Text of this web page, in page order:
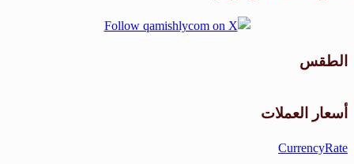
الطقس
أسعار العملات
CurrencyRate